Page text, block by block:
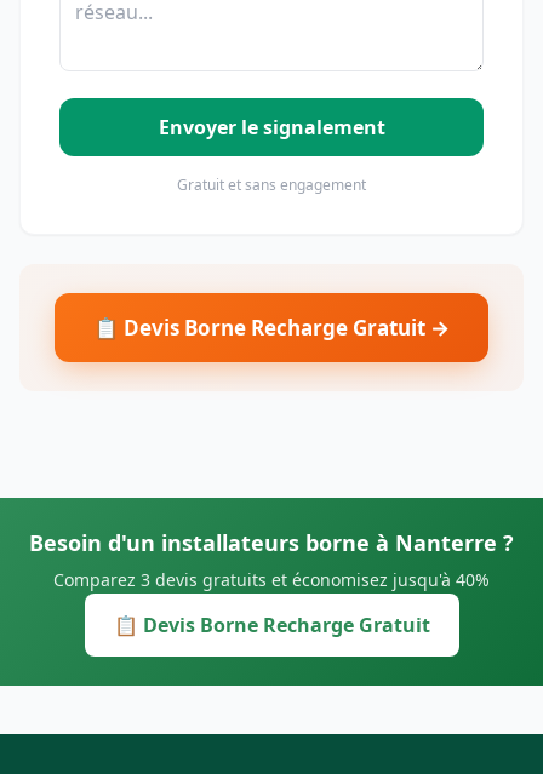
Envoyer le signalement
Gratuit et sans engagement
📋 Devis Borne Recharge Gratuit →
Besoin d'un installateurs borne à Nanterre ?
Comparez 3 devis gratuits et économisez jusqu'à 40%
📋 Devis Borne Recharge Gratuit